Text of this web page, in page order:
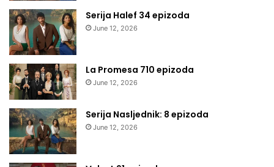
Serija Halef 34 epizoda
June 12, 2026
La Promesa 710 epizoda
June 12, 2026
Serija Nasljednik: 8 epizoda
June 12, 2026